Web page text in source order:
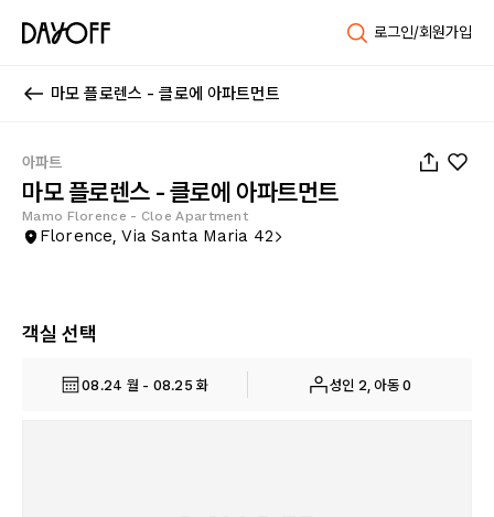
로그인/회원가입
마모 플로렌스 - 클로에 아파트먼트
아파트
마모 플로렌스 - 클로에 아파트먼트
Mamo Florence - Cloe Apartment
Florence, Via Santa Maria 42
객실 선택
08.24 월 - 08.25 화 성인 2, 아동 0